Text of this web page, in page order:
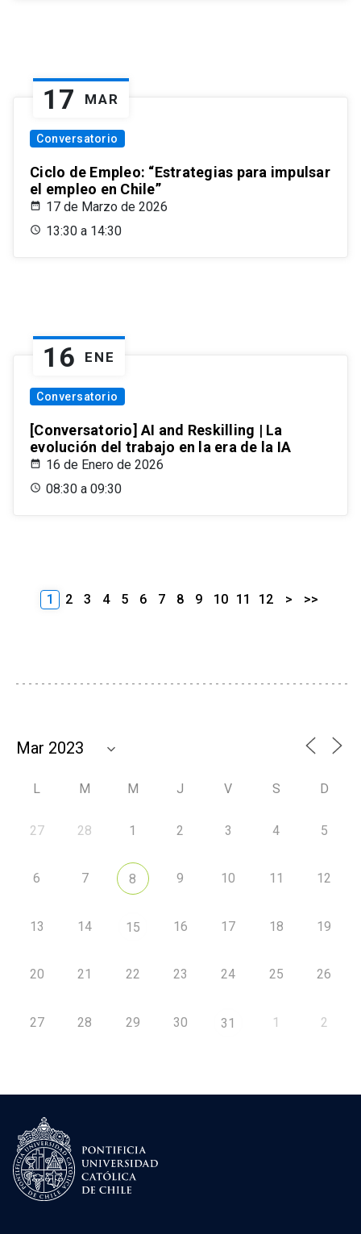
17 MAR
Conversatorio
Ciclo de Empleo: “Estrategias para impulsar
el empleo en Chile”
17 de Marzo de 2026
13:30 a 14:30
16 ENE
Conversatorio
[Conversatorio] AI and Reskilling | La
evolución del trabajo en la era de la IA
16 de Enero de 2026
08:30 a 09:30
1 2 3 4 5 6 7 8 9 10 11 12 > >>
L M M J V S D
27 28 1 2 3 4 5
6 7 8 9 10 11 12
13 14 15 16 17 18 19
20 21 22 23 24 25 26
27 28 29 30 31 1 2